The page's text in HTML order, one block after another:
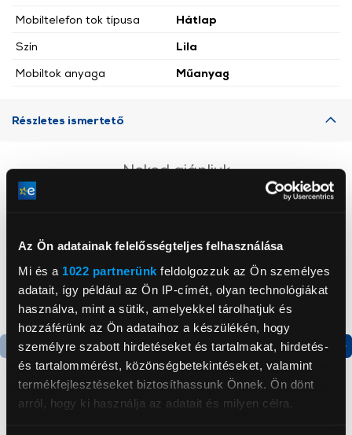
Az Ön adatainak felelősségteljes felhasználása
Mi és a 1022 partnerünk feldolgozzuk az Ön személyes
adatait, így például az Ön IP-címét, olyan technológiákat
használva, mint a sütik, amelyekkel tárolhatjuk és
hozzáférünk az Ön adataihoz a készülékén, hogy
személyre szabott hirdetéseket és tartalmakat, hirdetés-
és tartalommérést, közönségbetekintéseket, valamint
termékfejlesztéseket biztosíthassunk Önnek. Ön dönt
arról, hogy ki használja az adatait és milyen célra.
Mobiltelefon tok típusa
Hátlap
Szín
Lila
Mobiltok anyaga
Műanyag
Részletes ismertető
Neked ajánljuk
Termék adatlap Termék adatlap